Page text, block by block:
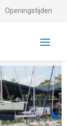
Openingstijden